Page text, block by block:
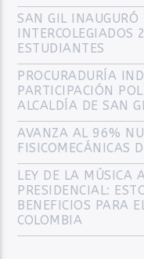
SAN GIL INAUGURÓ
ESTUDIANTES
PROCURADURÍA
PARTICIPACIÓN
ALCALDÍA DE SAN
AVANZA AL 96%
FISICOMECÁNICAS
LEY DE LA MÚSICA
PRESIDENCIAL:
BENEFICIOS PARA
COLOMBIA